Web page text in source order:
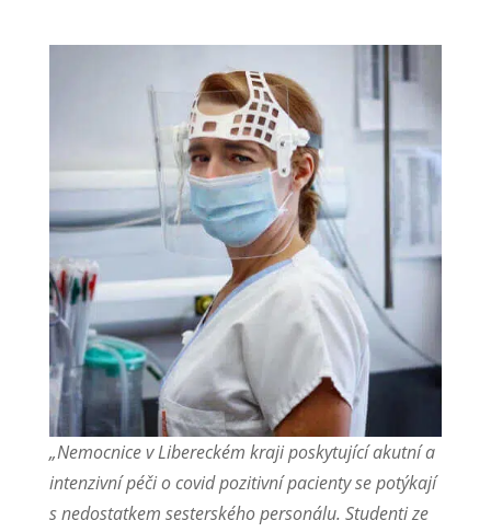
„Nemocnice v Libereckém kraji poskytující akutní a
intenzivní péči o covid pozitivní pacienty se potýkají
s nedostatkem sesterského personálu. Studenti ze